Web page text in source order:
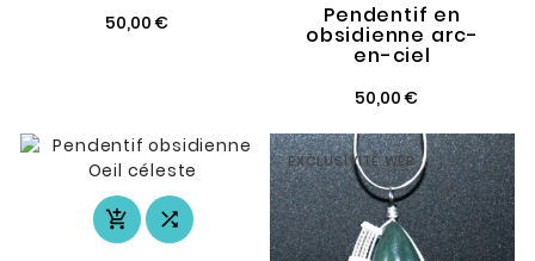
50,00 € Pendentif en
obsidienne arc-
en-ciel
50,00 €
 
EXCLUSIVITÉ WEB